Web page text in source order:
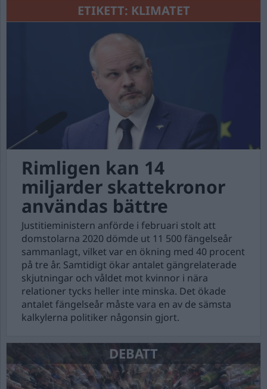
ETIKETT: KLIMATET
Rimligen kan 14
miljarder skattekronor
användas bättre
Justitieministern anförde i februari stolt att
domstolarna 2020 dömde ut 11 500 fängelseår
sammanlagt, vilket var en ökning med 40 procent
på tre år. Samtidigt ökar antalet gängrelaterade
skjutningar och våldet mot kvinnor i nära
relationer tycks heller inte minska. Det ökade
antalet fängelseår måste vara en av de sämsta
kalkylerna politiker någonsin gjort.
DEBATT